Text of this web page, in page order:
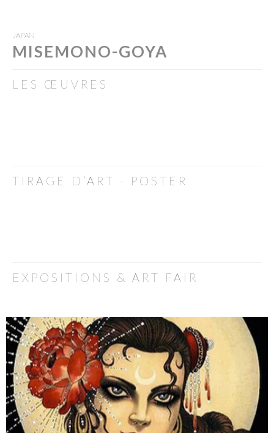
JAPAN
MISEMONO-GOYA
LES ŒUVRES
TIRAGE D’ART - POSTER
EXPOSITIONS & ART FAIR